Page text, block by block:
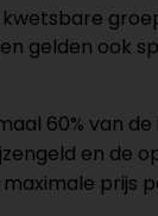
gelden ook
60% van
en de
prijs